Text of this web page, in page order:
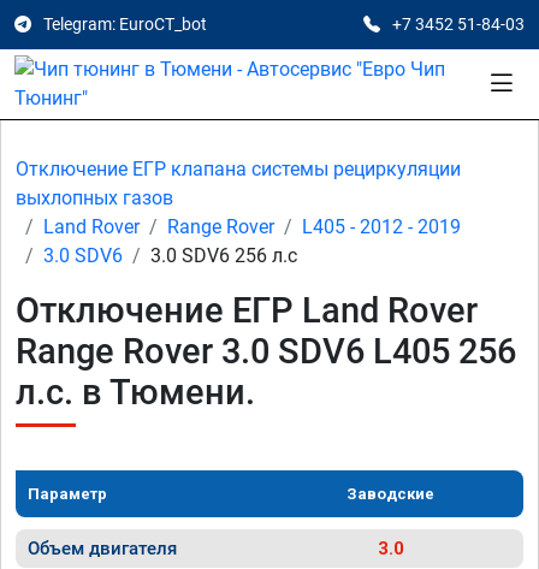
Telegram: EuroCT_bot +7 3452 51-84-03
Отключение ЕГР клапана системы рециркуляции
выхлопных газов
Land Rover
Range Rover
L405 - 2012 - 2019
3.0 SDV6
3.0 SDV6 256 л.с
Отключение ЕГР Land Rover
Range Rover 3.0 SDV6 L405 256
л.с. в Тюмени.
Параметр Заводские
Объем двигателя 3.0